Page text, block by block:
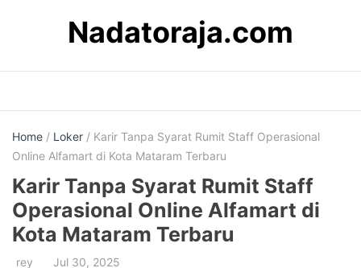
Nadatoraja.com
Home / Loker / Karir Tanpa Syarat Rumit Staff Operasional
Online Alfamart di Kota Mataram Terbaru
Karir Tanpa Syarat Rumit Staff
Operasional Online Alfamart di
Kota Mataram Terbaru
rey Jul 30, 2025